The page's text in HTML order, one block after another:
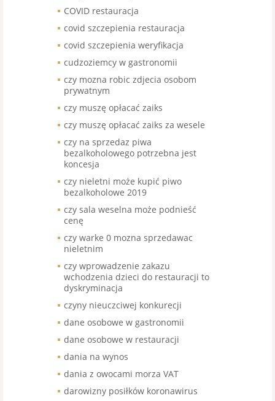
COVID restauracja
covid szczepienia restauracja
covid szczepienia weryfikacja
cudzoziemcy w gastronomii
czy mozna robic zdjecia osobom
prywatnym
czy muszę opłacać zaiks
czy muszę opłacać zaiks za wesele
czy na sprzedaz piwa
bezalkoholowego potrzebna jest
koncesja
czy nieletni może kupić piwo
bezalkoholowe 2019
czy sala weselna może podnieść
cenę
czy warke 0 mozna sprzedawac
nieletnim
czy wprowadzenie zakazu
wchodzenia dzieci do restauracji to
dyskryminacja
czyny nieuczciwej konkurecji
dane osobowe w gastronomii
dane osobowe w restauracji
dania na wynos
dania z owocami morza VAT
darowizny posiłków koronawirus